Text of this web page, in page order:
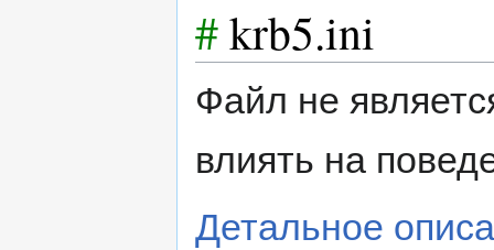
#krb5.ini
Файл не
влиять на
Детальное